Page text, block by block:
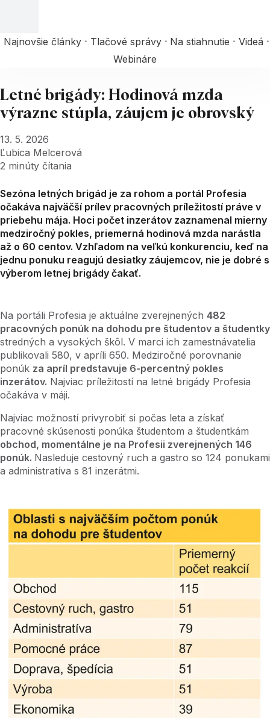
Najnovšie články Tlačové správy Na stiahnutie
Videá
Webináre
Letné brigády: Hodinová mzda
výrazne stúpla, záujem je obrovský
13. 5. 2026
Ľubica Melcerová
2 minúty čítania
Sezóna letných brigád je za rohom a portál Profesia
očakáva najväčší prílev pracovných príležitostí práve v
priebehu mája. Hoci počet inzerátov zaznamenal mierny
medziročný pokles, priemerná hodinová mzda narástla
až o 60 centov. Vzhľadom na veľkú konkurenciu, keď na
jednu ponuku reagujú desiatky záujemcov, nie je dobré s
výberom letnej brigády čakať.
Na portáli Profesia je aktuálne zverejnených 482
pracovných ponúk na dohodu pre študentov a študentky
stredných a vysokých škôl. V marci ich zamestnávatelia
publikovali 580, v apríli 650. Medziročné porovnanie
ponúk za apríl predstavuje 6-percentný pokles
inzerátov. Najviac príležitostí na letné brigády Profesia
očakáva v máji.
Najviac možností privyrobiť si počas leta a získať
pracovné skúsenosti ponúka študentom a študentkám
obchod, momentálne je na Profesii zverejnených 146
ponúk. Nasleduje cestovný ruch a gastro so 124 ponukami
a administratíva s 81 inzerátmi.